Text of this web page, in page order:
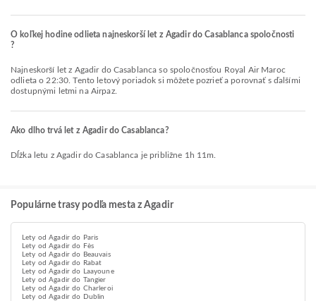
O koľkej hodine odlieta najneskorší let z Agadir do Casablanca spoločnosti
?
Najneskorší let z Agadir do Casablanca so spoločnosťou Royal Air Maroc
odlieta o 22:30. Tento letový poriadok si môžete pozrieť a porovnať s ďalšími
dostupnými letmi na Airpaz.
Ako dlho trvá let z Agadir do Casablanca?
Dĺžka letu z Agadir do Casablanca je približne 1h 11m.
Populárne trasy podľa mesta z Agadir
Lety od Agadir do Paris
Lety od Agadir do Fès
Lety od Agadir do Beauvais
Lety od Agadir do Rabat
Lety od Agadir do Laayoune
Lety od Agadir do Tangier
Lety od Agadir do Charleroi
Lety od Agadir do Dublin